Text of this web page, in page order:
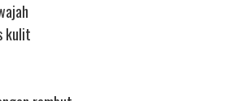
kulit